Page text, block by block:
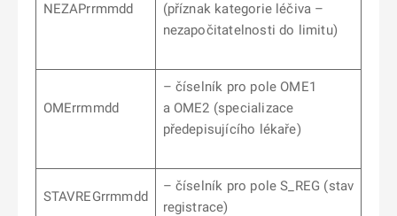
NEZAPrrmmdd
(příznak kategorie léčiva –
nezapočitatelnosti do limitu)
OMErrmmdd
– číselník pro pole OME1
a OME2 (specializace
předepisujícího lékaře)
STAVREGrrmmdd
– číselník pro pole S_REG (stav
registrace)